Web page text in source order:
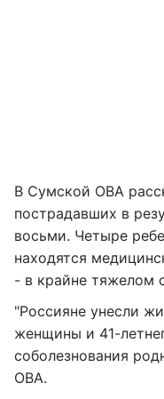
В Сумской ОВА
пострадавших в
восьми. Четыре
находятся
- в крайне тяжелом
"Россияне унесли
женщины и 41-
соболезнования
ОВА.